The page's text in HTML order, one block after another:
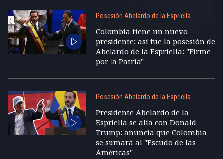
Posesión Abelardo de la Espriella
Colombia tiene un nuevo
presidente; así fue la posesión de
Abelardo de la Espriella: "Firme
por la Patria"
Posesión Abelardo de la Espriella
Presidente Abelardo de la
Espriella se alía con Donald
Trump: anuncia que Colombia
se sumará al "Escudo de las
Américas"